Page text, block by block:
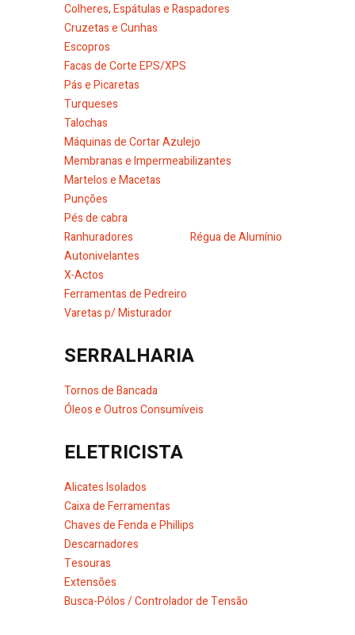
Colheres, Espátulas e Raspadores
Cruzetas e Cunhas
Escopros
Facas de Corte EPS/XPS
Pás e Picaretas
Turqueses
Talochas
Máquinas de Cortar Azulejo
Membranas e Impermeabilizantes
Martelos e Macetas
Punções
Pés de cabra
Ranhuradores
Régua de Alumínio
Autonivelantes
X-Actos
Ferramentas de Pedreiro
Varetas p/ Misturador
SERRALHARIA
Tornos de Bancada
Óleos e Outros Consumíveis
ELETRICISTA
Alicates Isolados
Caixa de Ferramentas
Chaves de Fenda e Phillips
Descarnadores
Tesouras
Extensões
Busca-Pólos / Controlador de Tensão